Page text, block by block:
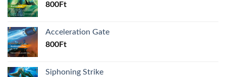
800Ft
Acceleration Gate
800Ft
Siphoning Strike